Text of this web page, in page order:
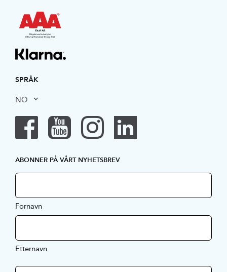
SPRÅK
NO
ABONNER PÅ VÅRT NYHETSBREV
Fornavn
Etternavn